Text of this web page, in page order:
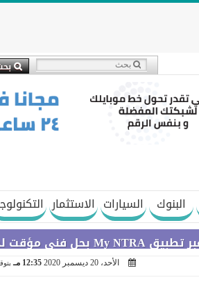
البنوك السيارات الاستثمار
الأحد، 20 ديسمبر 2020 12:35 مـ